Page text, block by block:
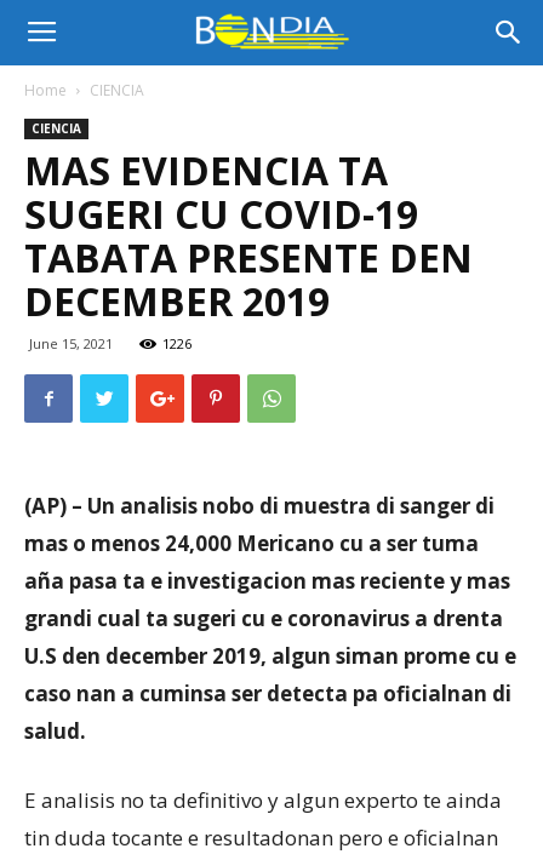
Bon
Dia
Aruba
Aruba
Home CIENCIA
CIENCIA
MAS EVIDENCIA TA
SUGERI CU COVID-19
TABATA PRESENTE DEN
DECEMBER 2019
June 15, 2021 1226
(AP) – Un analisis nobo di muestra di sanger di
mas o menos 24,000 Mericano cu a ser tuma
aña pasa ta e investigacion mas reciente y mas
grandi cual ta sugeri cu e coronavirus a drenta
U.S den december 2019, algun siman prome cu e
caso nan a cuminsa ser detecta pa oficialnan di
salud.
E analisis no ta definitivo y algun experto te ainda
tin duda tocante e resultadonan pero e oficialnan